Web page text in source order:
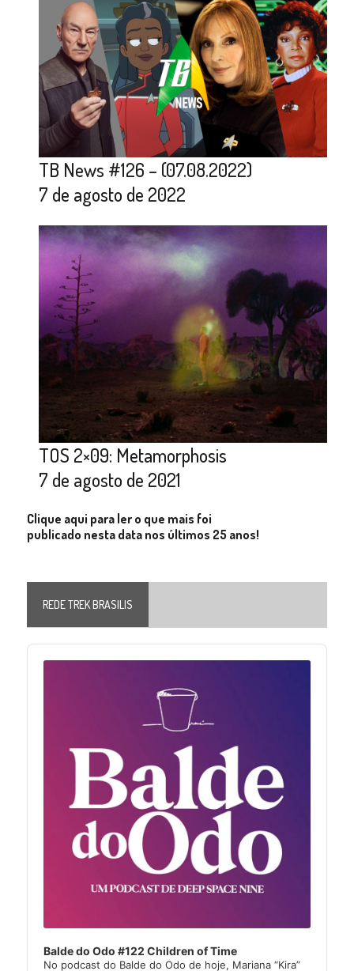
TB News #126 – (07.08.2022)
7 de agosto de 2022
TOS 2×09: Metamorphosis
7 de agosto de 2021
Clique aqui para ler o que mais foi
publicado nesta data nos últimos 25 anos!
REDE TREK BRASILIS
Audio
Player
Balde do Odo #122 Children of Time
No podcast do Balde do Odo de hoje, Mariana “Kira”